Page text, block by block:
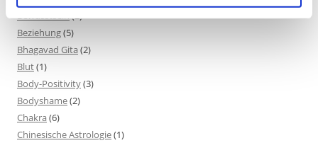
Bewusstsein(2)
Beziehung(5)
Bhagavad Gita (2)
Blut(1)
Body-Positivity(3)
Bodyshame(2)
Chakra(6)
Chinesische Astrologie(1)